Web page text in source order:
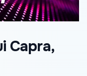
Capra,